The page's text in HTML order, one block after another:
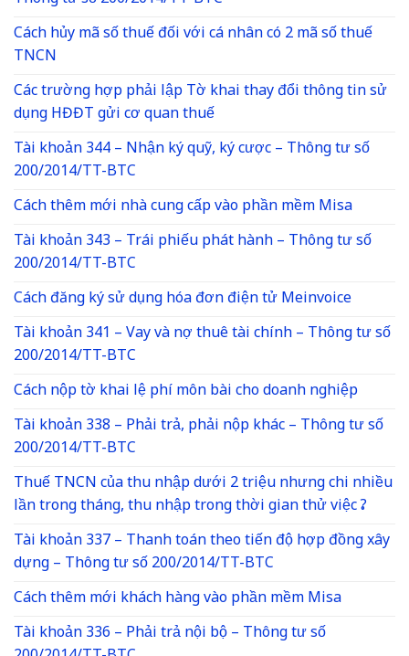
Cách hủy mã số thuế đối với cá nhân có 2 mã số thuế
TNCN
Các trường hợp phải lập Tờ khai thay đổi thông tin sử
dụng HĐĐT gửi cơ quan thuế
Tài khoản 344 – Nhận ký quỹ, ký cược – Thông tư số
200/2014/TT-BTC
Cách thêm mới nhà cung cấp vào phần mềm Misa
Tài khoản 343 – Trái phiếu phát hành – Thông tư số
200/2014/TT-BTC
Cách đăng ký sử dụng hóa đơn điện tử Meinvoice
Tài khoản 341 – Vay và nợ thuê tài chính – Thông tư số
200/2014/TT-BTC
Cách nộp tờ khai lệ phí môn bài cho doanh nghiệp
Tài khoản 338 – Phải trả, phải nộp khác – Thông tư số
200/2014/TT-BTC
Thuế TNCN của thu nhập dưới 2 triệu nhưng chi nhiều
lần trong tháng, thu nhập trong thời gian thử việc ?
Tài khoản 337 – Thanh toán theo tiến độ hợp đồng xây
dựng – Thông tư số 200/2014/TT-BTC
Cách thêm mới khách hàng vào phần mềm Misa
Tài khoản 336 – Phải trả nội bộ – Thông tư số